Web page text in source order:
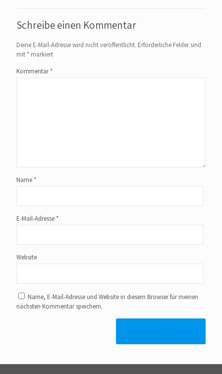
Schreibe einen Kommentar
Deine E-Mail-Adresse wird nicht veröffentlicht. Erforderliche Felder sind
mit * markiert
Kommentar*
Name *
E-Mail-Adresse *
Website
Name, E-Mail-Adresse und Website in diesem Browser für meinen
nächsten Kommentar speichern.